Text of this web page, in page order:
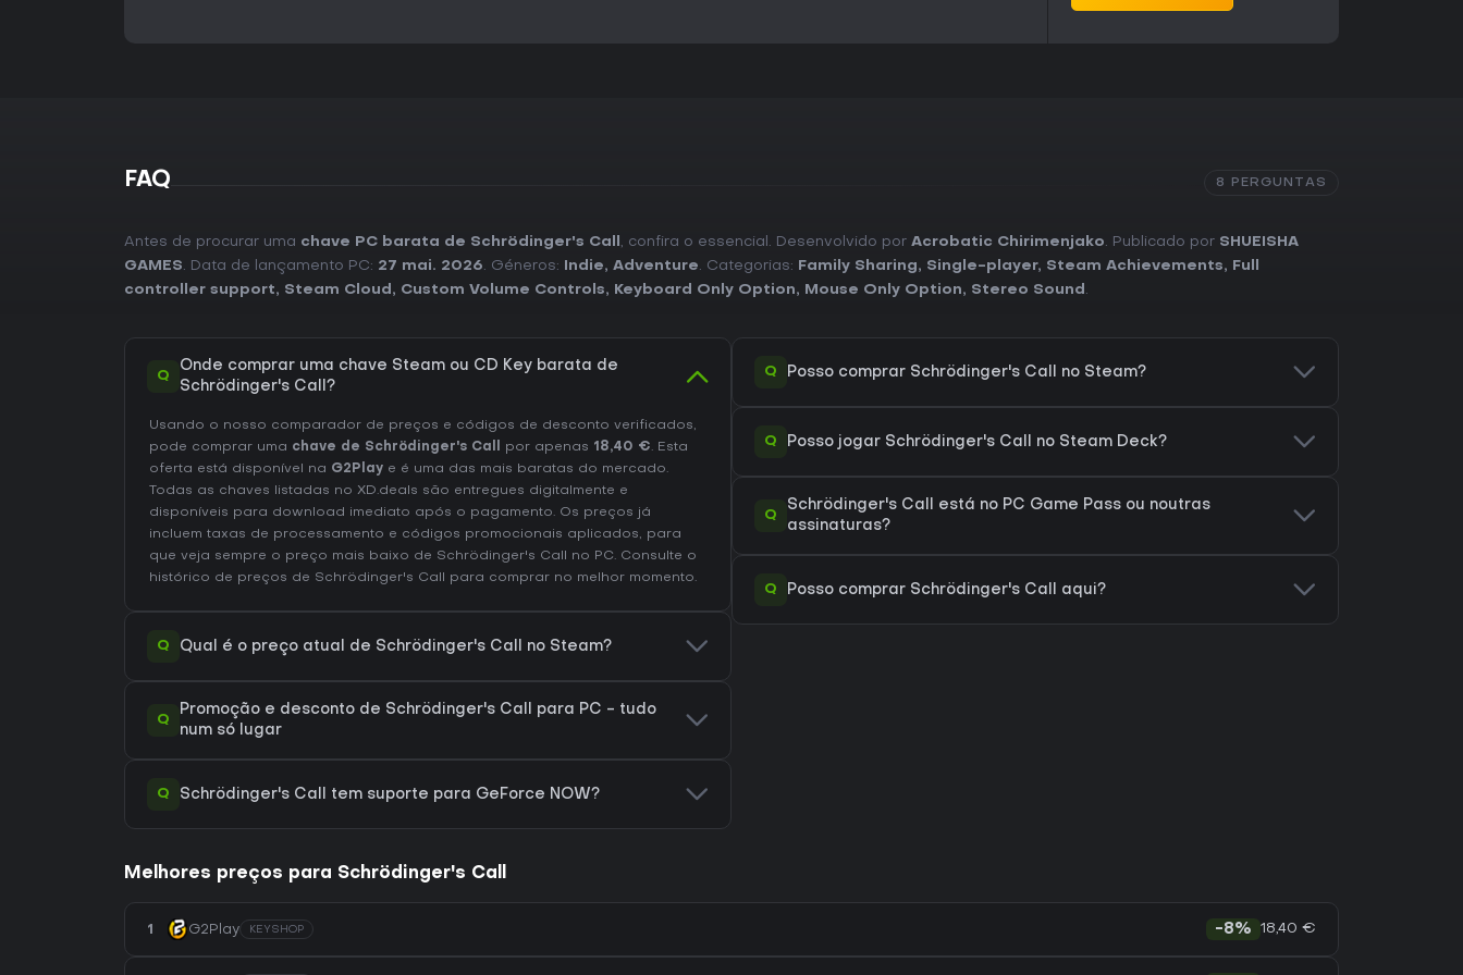
FAQ 8 PERGUNTAS
Antes de procurar uma chave PC barata de Schrödinger's Call , confira o essencial. Desenvolvido por Acrobatic Chirimenjako. Publicado por SHUEISHA
GAMES. Data de lançamento PC: 27 mai. 2026. Géneros: Indie, Adventure. Categorias: Family Sharing, Single-player, Steam Achievements,
Full
controller support, Steam Cloud , Custom Volume Controls, Keyboard Only Option, Mouse Only Option, Stereo Sound .
Q
Onde comprar uma chave Steam ou CD Key barata de
Schrödinger's Call?
Usando o nosso comparador de preços e códigos de desconto verificados,
pode comprar uma chave de Schrödinger's Call por apenas 18,40 €. Esta
oferta está disponível na G2Play e é uma das mais baratas do mercado.
Todas as chaves listadas no XD.deals são entregues digitalmente e
disponíveis para download imediato após o pagamento. Os preços já
incluem taxas de processamento e códigos promocionais aplicados, para
que veja sempre o preço mais baixo de Schrödinger's Call no PC. Consulte o
histórico de preços de Schrödinger's Call
para comprar no melhor momento.
Q Qual é o preço atual de Schrödinger's Call no Steam?
Q
Promoção e desconto de Schrödinger's Call para PC - tudo
num só lugar
Q Schrödinger's Call tem suporte para GeForce NOW?
Q Posso comprar Schrödinger's Call no Steam?
Q Posso jogar Schrödinger's Call no Steam Deck?
Q
Schrödinger's Call está no PC Game Pass ou noutras
assinaturas?
Q Posso comprar Schrödinger's Call aqui?
Melhores preços para Schrödinger's Call
1 G2Play KEYSHOP -8% 18,40 €